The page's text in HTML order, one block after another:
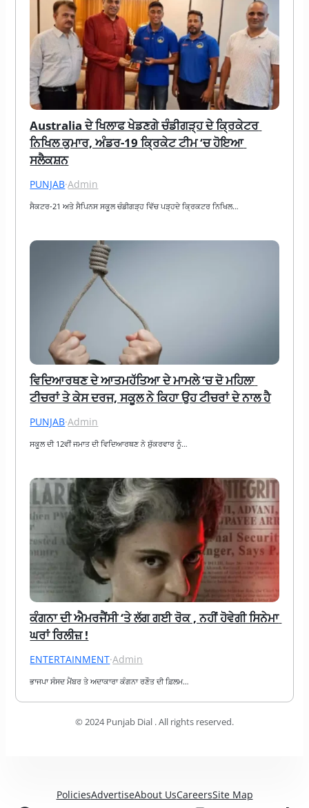
Australia ਦੇ ਖਿਲਾਫ ਖੇਡਣਗੇ ਚੰਡੀਗੜ੍ਹ ਦੇ ਕ੍ਰਿਕੇਟਰ
ਨਿਖਿਲ ਕੁਮਾਰ, ਅੰਡਰ-19 ਕ੍ਰਿਕੇਟ ਟੀਮ ‘ਚ ਹੋਇਆ
ਸਲੈਕਸ਼ਨ
PUNJAB·Admin
ਸੈਕਟਰ-21 ਅਤੇ ਸੈਪਿਨਸ ਸਕੂਲ ਚੰਡੀਗੜ੍ਹ ਵਿੱਚ ਪੜ੍ਹਦੇ ਕ੍ਰਿਕਟਰ ਨਿਖਿਲ…
ਵਿਦਿਆਰਥਣ ਦੇ ਆਤਮਹੱਤਿਆ ਦੇ ਮਾਮਲੇ ‘ਚ ਦੋ ਮਹਿਲਾ
ਟੀਚਰਾਂ ਤੇ ਕੇਸ ਦਰਜ, ਸਕੂਲ ਨੇ ਕਿਹਾ ਉਹ ਟੀਚਰਾਂ ਦੇ ਨਾਲ ਹੈ
PUNJAB·Admin
ਸਕੂਲ ਦੀ 12ਵੀਂ ਜਮਾਤ ਦੀ ਵਿਦਿਆਰਥਣ ਨੇ ਸ਼ੁੱਕਰਵਾਰ ਨੂੰ…
ਕੰਗਨਾ ਦੀ ਐਮਰਜੈਂਸੀ ‘ਤੇ ਲੱਗ ਗਈ ਰੋਕ , ਨਹੀਂ ਹੋਵੇਗੀ ਸਿਨੇਮਾ
ਘਰਾਂ ਰਿਲੀਜ਼ !
ENTERTAINMENT·Admin
ਭਾਜਪਾ ਸੰਸਦ ਮੈਂਬਰ ਤੇ ਅਦਾਕਾਰਾ ਕੰਗਨਾ ਰਣੌਤ ਦੀ ਫ਼ਿਲਮ…
© 2024 Punjab Dial . All rights reserved.
PoliciesAdvertiseAbout UsCareersSite Map